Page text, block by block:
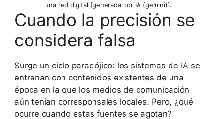
una red digital [generada por IA (gemini)].
Cuando la precisión se
considera falsa
Surge un ciclo paradójico: los sistemas de IA se
entrenan con contenidos existentes de una
época en la que los medios de comunicación
aún tenían corresponsales locales. Pero, ¿qué
ocurre cuando estas fuentes se agotan?